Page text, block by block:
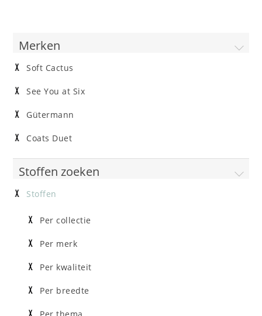
Merken
Soft Cactus
See You at Six
Gütermann
Coats Duet
Stoffen zoeken
Stoffen
Per collectie
Per merk
Per kwaliteit
Per breedte